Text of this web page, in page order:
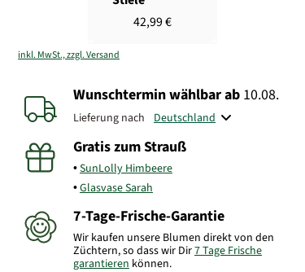
42,99 €
inkl. MwSt., zzgl. Versand
Wunschtermin wählbarab 10.08.
Lieferung nach
Gratis zum Strauß
SunLolly Himbeere
Glasvase Sarah
7-Tage-Frische-Garantie
Wir kaufen unsere Blumen direkt von den
Züchtern, so dass wir Dir7 Tage Frische
garantieren können.